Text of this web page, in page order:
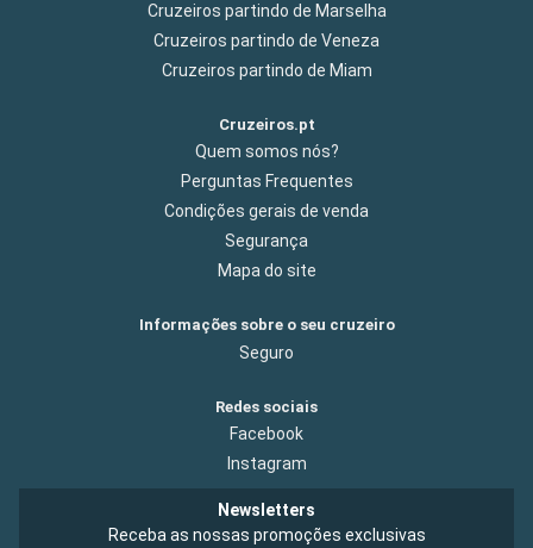
Cruzeiros partindo de Marselha
Cruzeiros partindo de Veneza
Cruzeiros partindo de Miam
Cruzeiros.pt
Quem somos nós?
Perguntas Frequentes
Condições gerais de venda
Segurança
Mapa do site
Informações sobre o seu cruzeiro
Seguro
Redes sociais
Facebook
Instagram
Newsletters
Receba as nossas promoções exclusivas